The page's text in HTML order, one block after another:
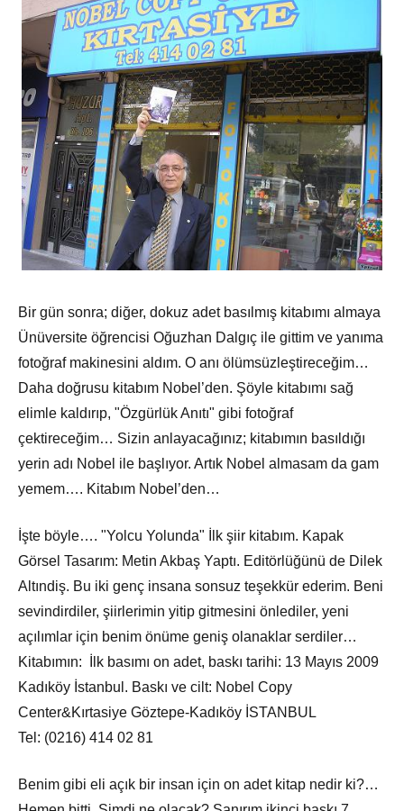
Bir gün sonra; diğer, dokuz adet basılmış kitabımı almaya
Ünüversite öğrencisi Oğuzhan Dalgıç ile gittim ve yanıma
fotoğraf makinesini aldım. O anı ölümsüzleştireceğim…
Daha doğrusu kitabım Nobel’den. Şöyle kitabımı sağ
elimle kaldırıp, "Özgürlük Anıtı" gibi fotoğraf
çektireceğim… Sizin anlayacağınız; kitabımın basıldığı
yerin adı Nobel ile başlıyor. Artık Nobel almasam da gam
yemem…. Kitabım Nobel’den…
İşte böyle…. "Yolcu Yolunda" İlk şiir kitabım. Kapak
Görsel Tasarım: Metin Akbaş Yaptı. Editörlüğünü de Dilek
Altındiş. Bu iki genç insana sonsuz teşekkür ederim. Beni
sevindirdiler, şiirlerimin yitip gitmesini önlediler, yeni
açılımlar için benim önüme geniş olanaklar serdiler…
Kitabımın: İlk basımı on adet, baskı tarihi: 13 Mayıs 2009
Kadıköy İstanbul. Baskı ve cilt: Nobel Copy
Center&Kırtasiye Göztepe-Kadıköy İSTANBUL
Tel: (0216) 414 02 81
Benim gibi eli açık bir insan için on adet kitap nedir ki?…